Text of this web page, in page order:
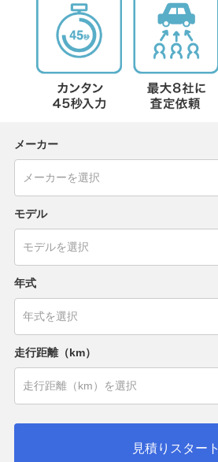
メーカー
モデル
年式
走行距離（km）
見積りスタート